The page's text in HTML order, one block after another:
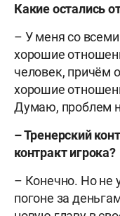
Какие остались
– У меня со
хорошие
человек, причём
хорошие
Думаю, проблем
– Тренерский
контракт игрока?
– Конечно. Но не
погоне за